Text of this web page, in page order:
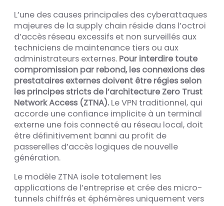
L’une des causes principales des cyberattaques
majeures de la supply chain réside dans l’octroi
d’accès réseau excessifs et non surveillés aux
techniciens de maintenance tiers ou aux
administrateurs externes. Pour interdire toute
compromission par rebond, les connexions des
prestataires externes doivent être régies selon
les principes stricts de l’architecture Zero Trust
Network Access (ZTNA). Le VPN traditionnel, qui
accorde une confiance implicite à un terminal
externe une fois connecté au réseau local, doit
être définitivement banni au profit de
passerelles d’accès logiques de nouvelle
génération.
Le modèle ZTNA isole totalement les
applications de l’entreprise et crée des micro-
tunnels chiffrés et éphémères uniquement vers